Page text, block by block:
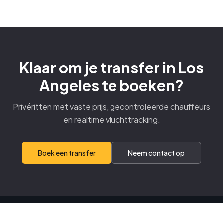
Klaar om je transfer in Los
Angeles te boeken?
Privéritten met vaste prijs, gecontroleerde chauffeurs
en realtime vluchttracking.
Boek een transfer Neem contact op